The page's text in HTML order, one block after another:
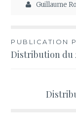
Guillaume
Navigation
de
PUBLICATION
Distribution du